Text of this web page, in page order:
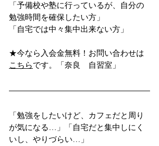
「予備校や塾に行っているが、自分の
勉強時間を確保したい方」
「自宅では中々集中出来ない方」
★今なら入会金無料！お問い合わせは
こちらです。「奈良　自習室」
「勉強をしたいけど、カフェだと周り
が気になる…」「自宅だと集中しにく
いし、やりづらい…」